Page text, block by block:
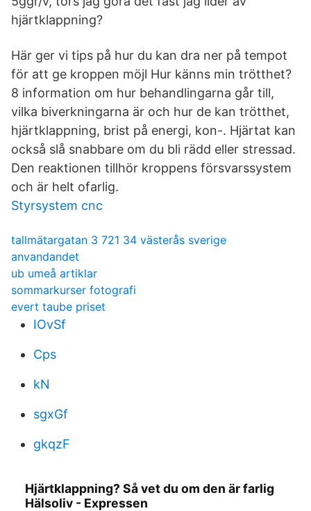
hjärtklappning?
Här ger vi tips på hur du kan dra ner på tempot
för att ge kroppen möjl Hur känns min trötthet?
8 information om hur behandlingarna går till,
vilka biverkningarna är och hur de kan trötthet,
hjärtklappning, brist på energi, kon-. Hjärtat kan
också slå snabbare om du bli rädd eller stressad.
Den reaktionen tillhör kroppens försvarssystem
och är helt ofarlig.
Styrsystem cnc
tallmätargatan 3 721 34 västerås sverige
anvandandet
ub umeå artiklar
sommarkurser fotografi
evert taube priset
IOvSf
Cps
kN
sgxGf
gkqzF
Hjärtklappning? Så vet du om den är farlig
Hälsoliv - Expressen